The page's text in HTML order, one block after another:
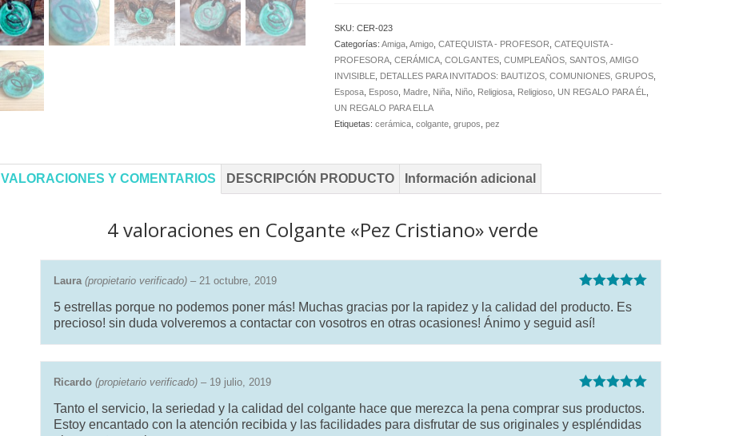
SKU:CER-023
Categorías:Amiga ,Amigo ,CATEQUISTA - PROFESOR ,CATEQUISTA -
PROFESORA ,CERÁMICA ,COLGANTES ,CUMPLEAÑOS, SANTOS, AMIGO
INVISIBLE DETALLES PARA INVITADOS: BAUTIZOS, COMUNIONES, GRUPOS
Esposa Esposo Madre Niña Niño Religiosa Religioso UN REGALO PARA ÉL
UN REGALO PARA ELLA
Etiquetas:cerámica ,colgante ,grupos ,pez
VALORACIONES Y COMENTARIOS DESCRIPCIÓN PRODUCTO Información adicional
4 valoraciones en Colgante «Pez Cristiano» verde
5de 5
Laura (propietario verificado) – 21 octubre, 2019
5 estrellas porque no podemos poner más! Muchas gracias por la rapidez y la calidad del producto. Es
precioso! sin duda volveremos a contactar con vosotros en otras ocasiones! Ánimo y seguid así!
Valorado con
5 de 5
Ricardo (propietario verificado) – 19 julio, 2019
Tanto el servicio, la seriedad y la calidad del colgante hace que merezca la pena comprar sus productos.
Estoy encantado con la atención recibida y las facilidades para disfrutar de sus originales y espléndidas